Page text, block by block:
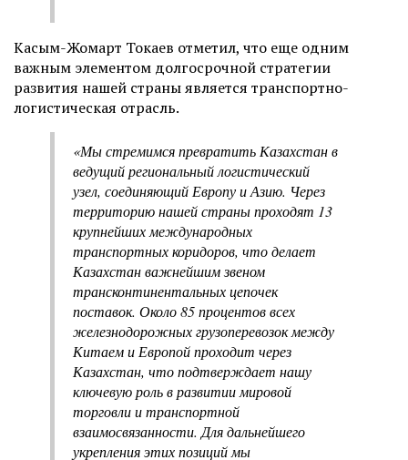
Касым-Жомарт Токаев отметил, что еще одним
важным элементом долгосрочной стратегии
развития нашей страны является транспортно-
логистическая отрасль.
«Мы стремимся превратить Казахстан в
ведущий региональный логистический
узел, соединяющий Европу и Азию. Через
территорию нашей страны проходят 13
крупнейших международных
транспортных коридоров, что делает
Казахстан важнейшим звеном
трансконтинентальных цепочек
поставок. Около 85 процентов всех
железнодорожных грузоперевозок между
Китаем и Европой проходит через
Казахстан, что подтверждает нашу
ключевую роль в развитии мировой
торговли и транспортной
взаимосвязанности. Для дальнейшего
укрепления этих позиций мы